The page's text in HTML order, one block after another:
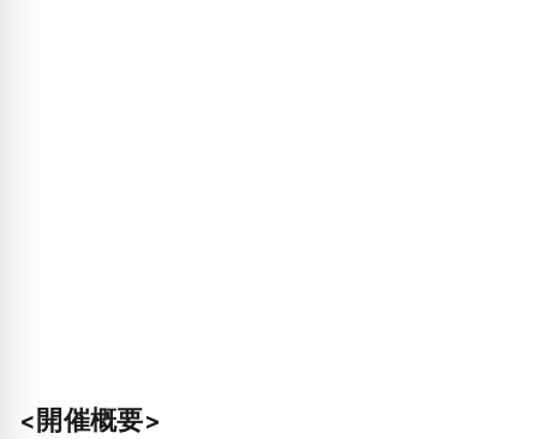
<開催概要>